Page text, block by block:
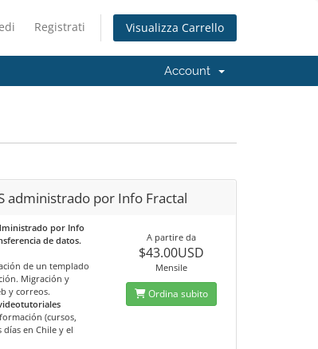
Registrati Visualizza Carrello
Account
administrado por Info Fractal
por Info
de datos.
de un templado
Migración y
y correos.
(cursos,
en Chile y el
A partire da
$43.00USD
Mensile
Ordina subito